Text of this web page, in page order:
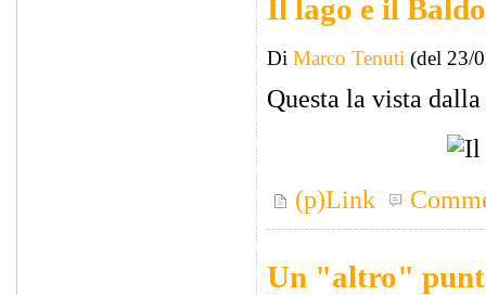
Il lago e il Baldo
Di Marco Tenuti (del 23/
Questa la vista
(p)Link
Un "altro"